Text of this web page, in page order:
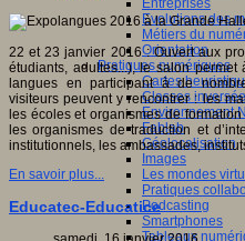
Entreprises
Evolutions des
Métiers du
Orientation
Pratiques numériques
Cartes
Classes
Environnement
Fablab
Géolocalisation
Images
Les mondes
Pratiques
Podcasting
Smartphones
Tableaux
22 et 23 janvier 2016 : Ouvert aux
étudiants, adultes...), le salon
langues en participant à de
visiteurs peuvent y rencontrer : les
les écoles et organismes de
les organismes de traduction et
institutionnels, les ambassades,
En savoir plus...
Educatec-Educatice